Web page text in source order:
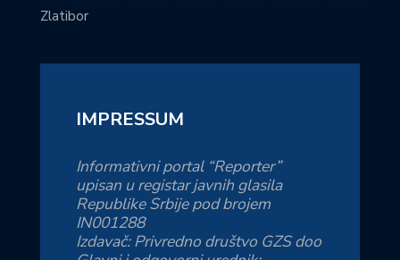
Zlatibor
IMPRESSUM
Informativni portal “Reporter”
upisan u registar javnih glasila
Republike Srbije pod brojem
IN001288
Izdavač: Privredno društvo GZS doo